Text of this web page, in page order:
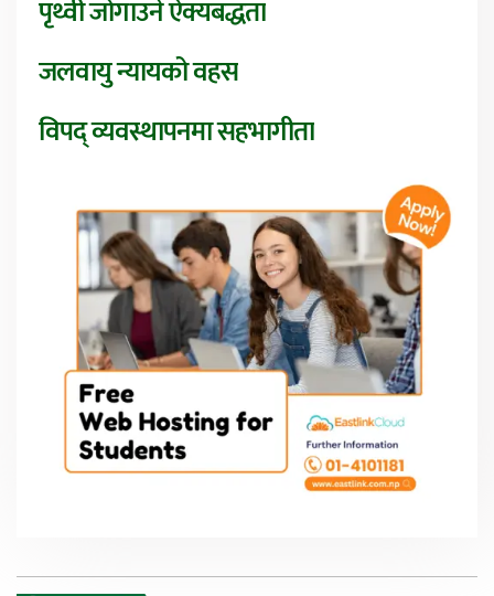
पृथ्वी जोगाउने ऐक्यबद्धता
जलवायु न्यायको वहस
विपद् व्यवस्थापनमा सहभागीता